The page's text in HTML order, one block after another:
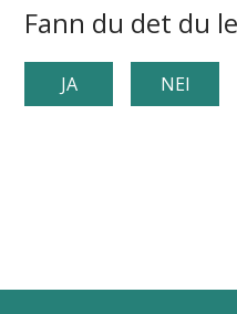
Fann du det du
JA NEI